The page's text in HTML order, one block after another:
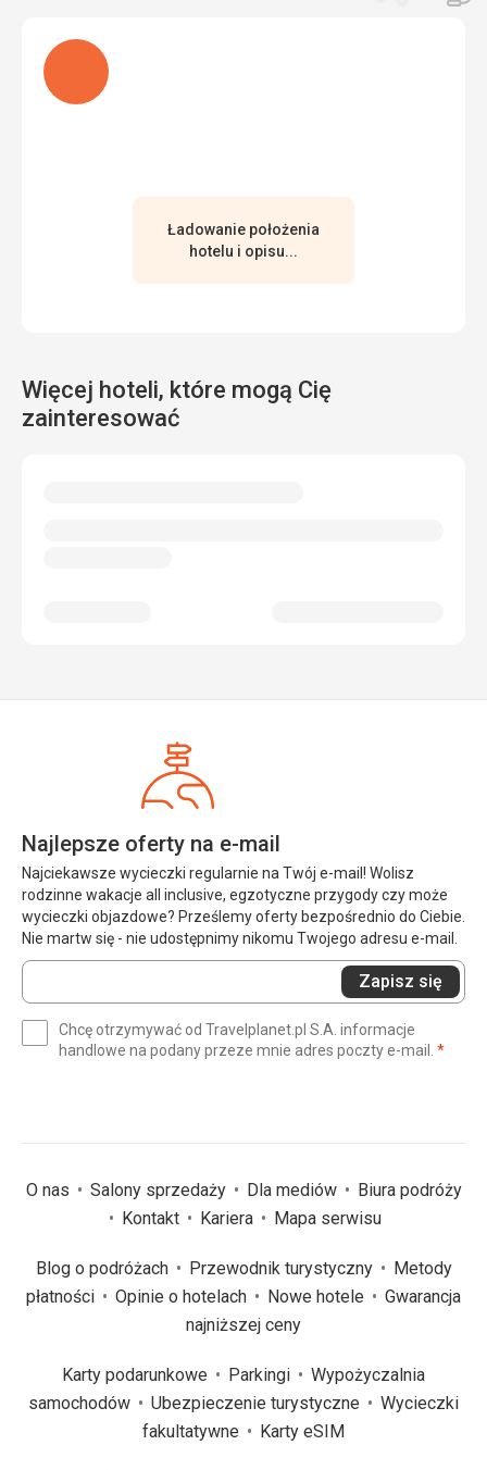
Ładuję
Ładowanie położenia
hotelu i opisu...
Więcej hoteli, które mogą Cię
zainteresować
Najlepsze oferty na e-mail
Najciekawsze wycieczki regularnie na Twój e-mail! Wolisz
rodzinne wakacje all inclusive, egzotyczne przygody czy może
wycieczki objazdowe? Prześlemy oferty bezpośrednio do Ciebie.
Nie martw się - nie udostępnimy nikomu Twojego adresu e-mail.
Wprowadź
swój
(wymagane)
Zapisz się
Chcę otrzymywać od Travelplanet.pl S.A. informacje
handlowe na podany przeze mnie adres poczty e-mail. *
O nas Salony sprzedaży Dla mediów
Biura podróży
Kontakt
Kariera Mapa serwisu
Blog o podróżach Przewodnik turystyczny
Metody
płatności
Opinie o hotelach Nowe hotele
Gwarancja
najniższej ceny
Karty podarunkowe Parkingi
Wypożyczalnia
samochodów
Ubezpieczenie turystyczne
Wycieczki
fakultatywne
Karty eSIM